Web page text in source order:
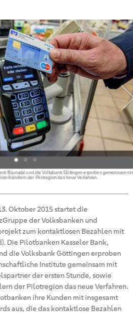
Baunatal und die Volksbank Göttingen erproben gemeinsam mit
der Pilotregion das neue Verfahren.
Oktober 2015 startet die
der Volksbanken und
zum kontaktlosen Bezahlen mit
Die Pilotbanken Kasseler Bank,
die Volksbank Göttingen erproben
Institute gemeinsam mit
der ersten Stunde, sowie
der Pilotregion das neue Verfahren.
ihre Kunden mit insgesamt
aus, die das kontaktlose Bezahlen